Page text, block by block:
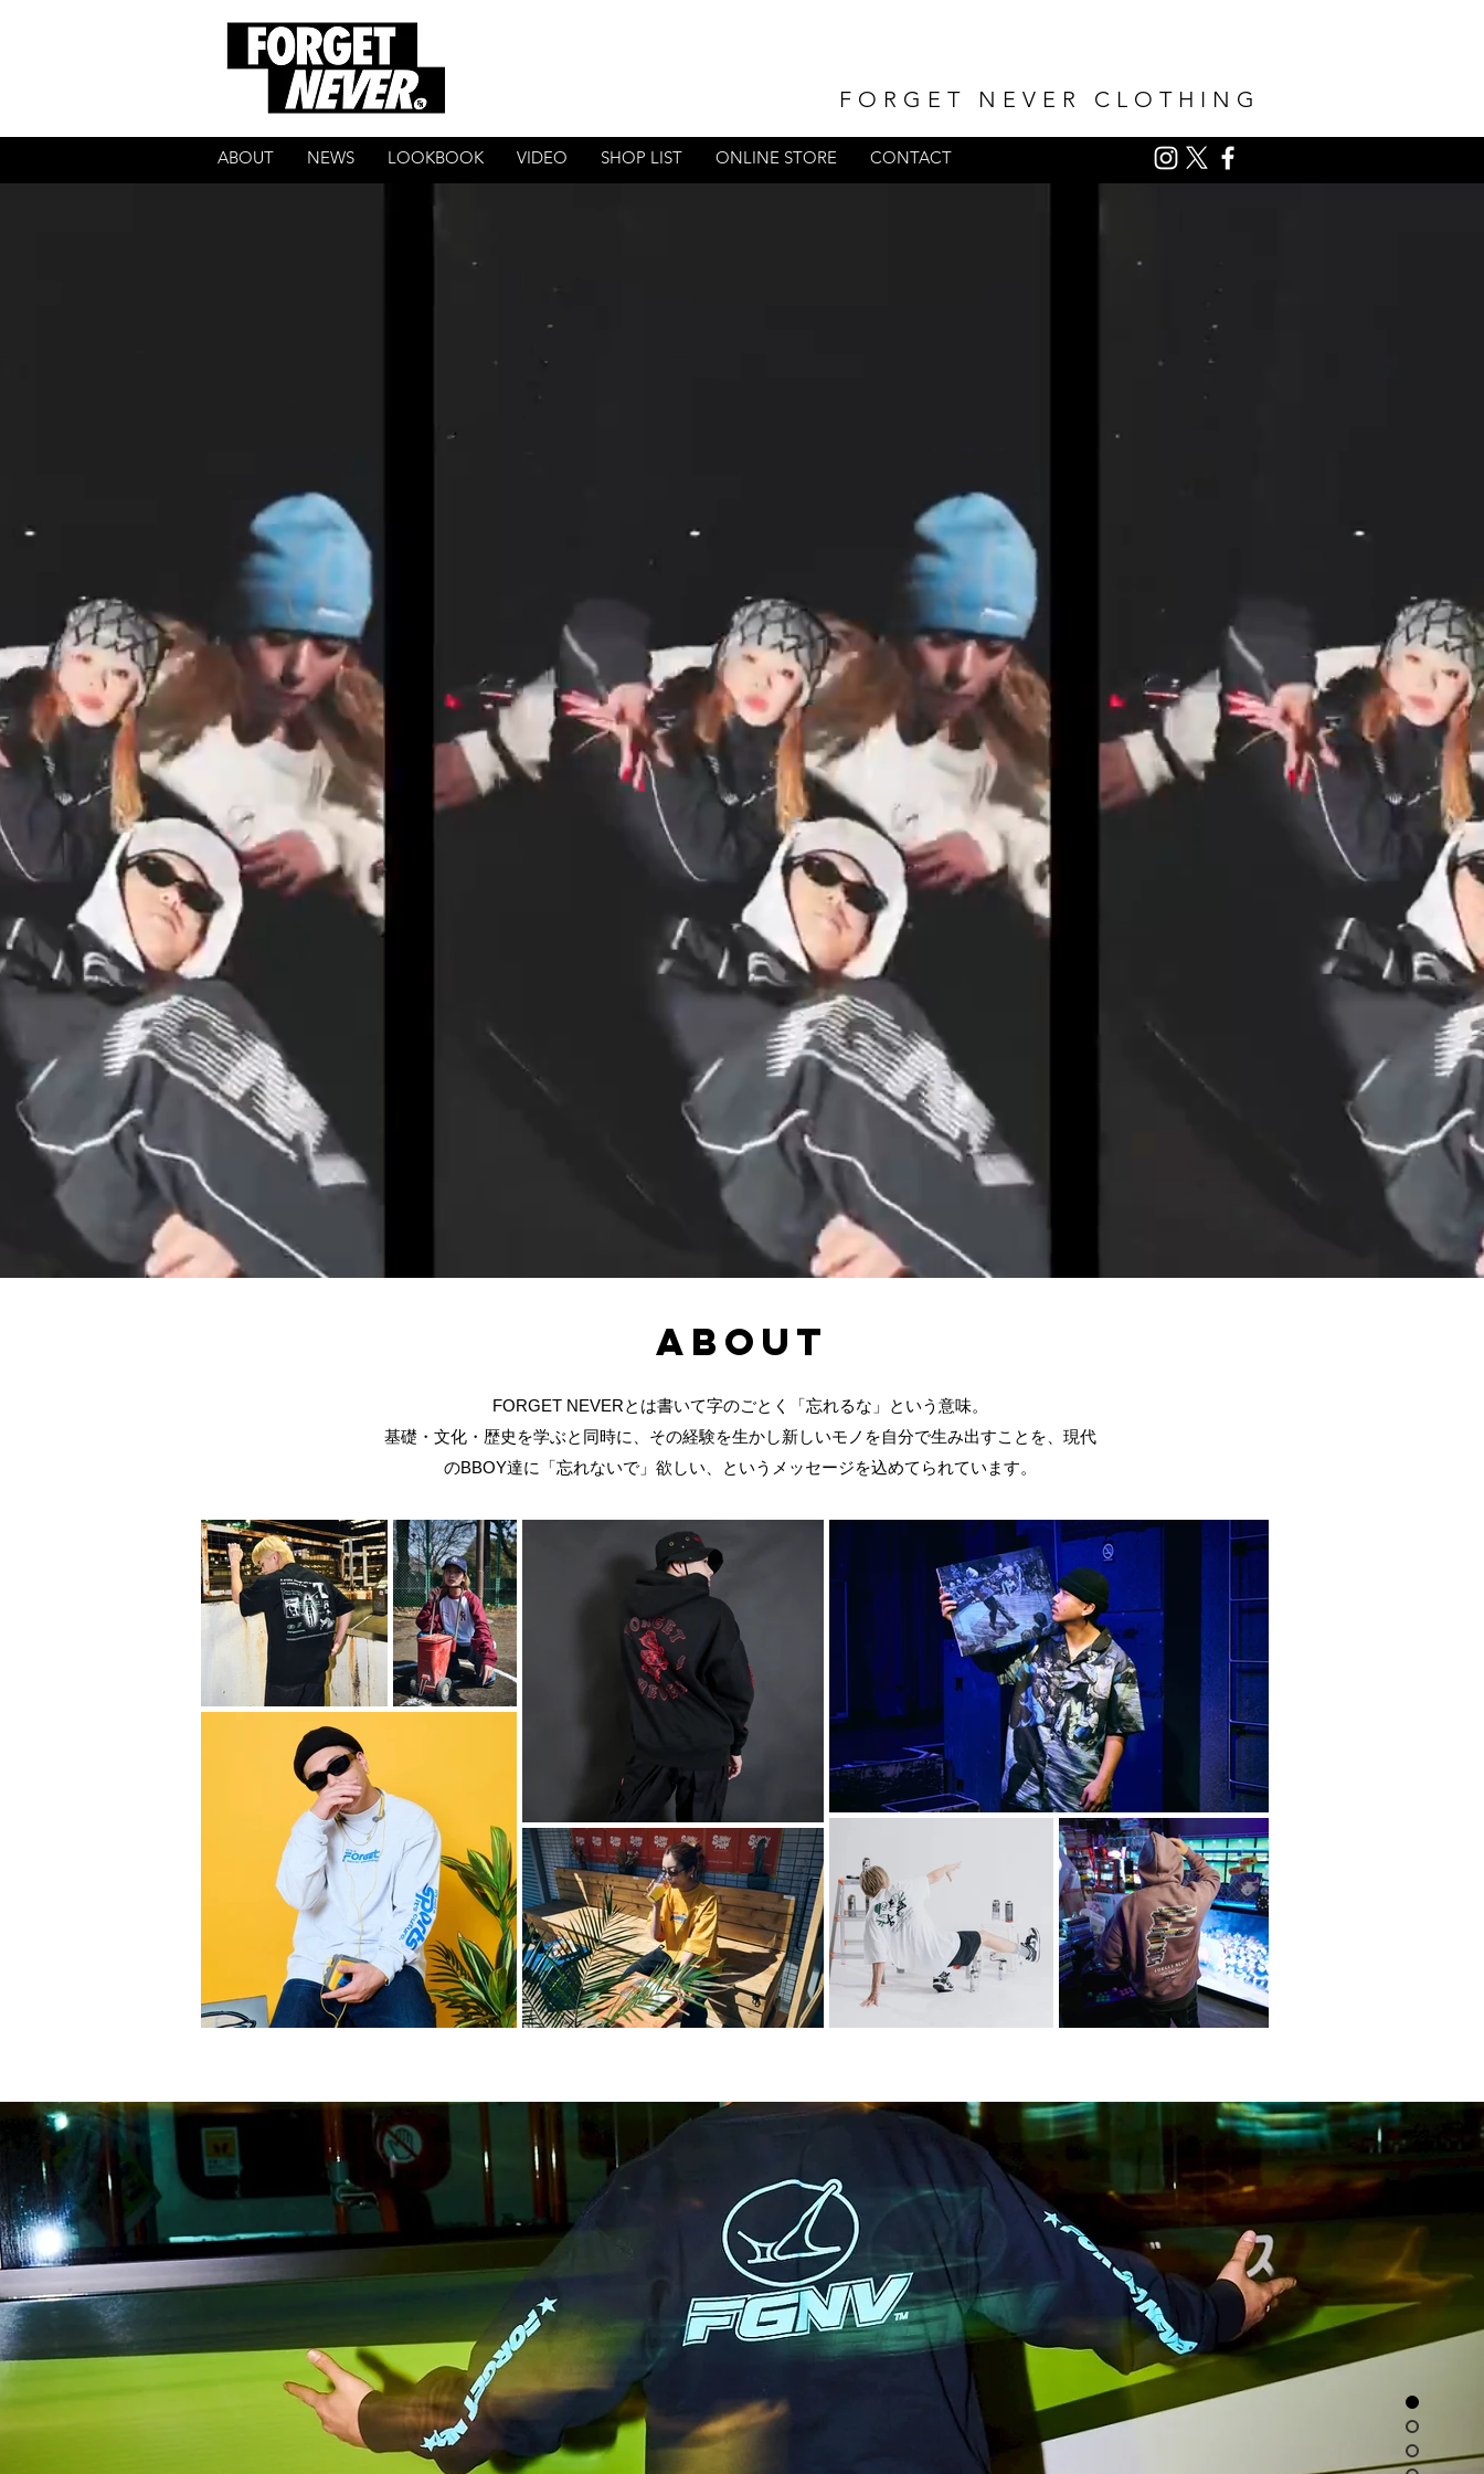
FORGET NEVER CLOTHING
ABOUT NEWS LOOKBOOK VIDEO SHOP LIST ONLINE STORE CONTACT
ABOUT
FORGET NEVERとは書いて字のごとく「忘れるな」という意味。
基礎・文化・歴史を学ぶと同時に、その経験を生かし新しいモノを自分で生み出すことを、現代
のBBOY達に「忘れないで」欲しい、というメッセージを込めてられています。